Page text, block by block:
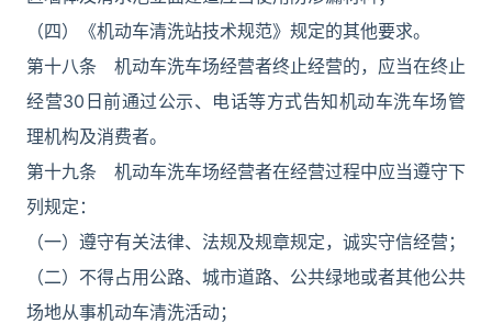
（四）《机动车清洗站技术规范》规定的其他要求。
第十八条 机动车洗车场经营者终止经营的，应当在终止
经营30日前通过公示、电话等方式告知机动车洗车场管
理机构及消费者。
第十九条 机动车洗车场经营者在经营过程中应当遵守下
列规定：
（一）遵守有关法律、法规及规章规定，诚实守信经营；
（二）不得占用公路、城市道路、公共绿地或者其他公共
场地从事机动车清洗活动；